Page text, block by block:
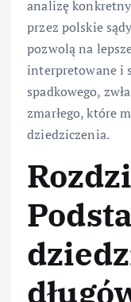
analizę
przez polskie
pozwolą na
interpretowane i
spadkowego,
zmarłego, które
dziedziczenia.